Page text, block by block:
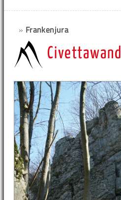
» Frankenjura
Civettawand